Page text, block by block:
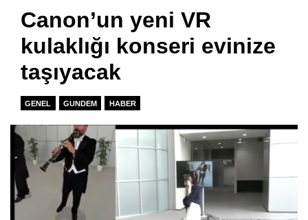
Canon’un yeni VR
kulaklığı konseri evinize
taşıyacak
GENEL GUNDEM HABER